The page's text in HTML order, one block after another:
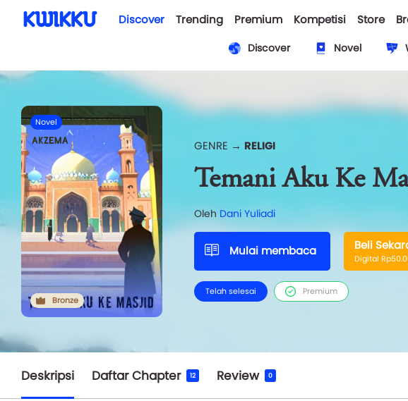
Discover Trending Premium Kompetisi Store
Discover Novel
Novel
Bronze
GENRE → RELIGI
Temani Aku Ke
Oleh Dani Yuliadi
Mulai membaca Beli
Digital
Telah selesai Premium
Deskripsi Daftar Chapter 12 Review 0